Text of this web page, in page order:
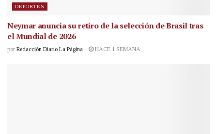
DEPORTES
Neymar anuncia su retiro de la selección de Brasil tras
el Mundial de 2026
por Redacción Diario La Página HACE 1 SEMANA